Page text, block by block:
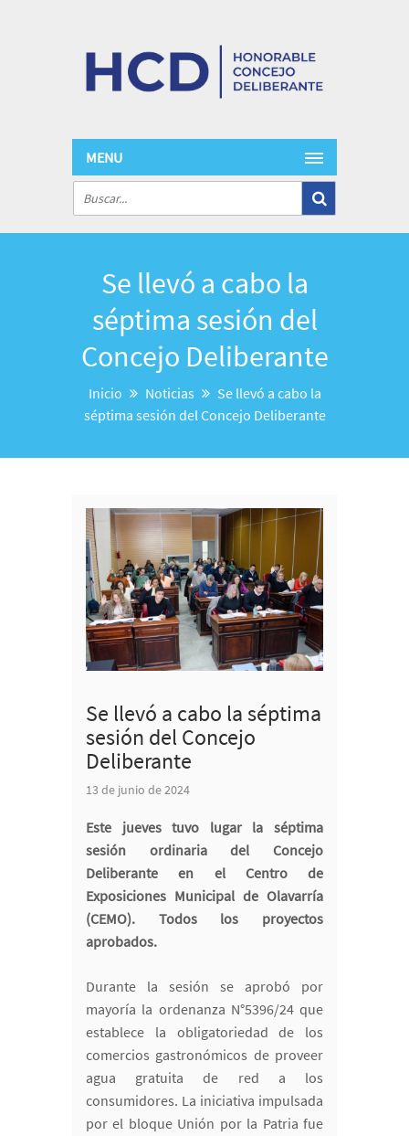
MENU
Se llevó a cabo la
séptima sesión del
Concejo Deliberante
Inicio Noticias
Se llevó a cabo la
séptima sesión del Concejo Deliberante
Se llevó a cabo la séptima
sesión del Concejo
Deliberante
13 de junio de 2024
Este jueves tuvo lugar la séptima
sesión ordinaria del Concejo
Deliberante en el Centro de
Exposiciones Municipal de Olavarría
(CEMO). Todos los proyectos
aprobados.
Durante la sesión se aprobó por
mayoría la ordenanza N°5396/24 que
establece la obligatoriedad de los
comercios gastronómicos de proveer
agua gratuita de red a los
consumidores. La iniciativa impulsada
por el bloque Unión por la Patria fue